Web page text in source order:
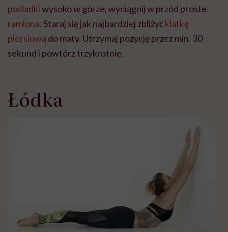
pośladkiwysoko w górze, wyciągnij w przód proste
ramiona. Staraj się jak najbardziej zbliżyćklatkę
piersiową do maty. Utrzymaj pozycję przez min. 30
sekund i powtórz trzykrotnie.
Łódka